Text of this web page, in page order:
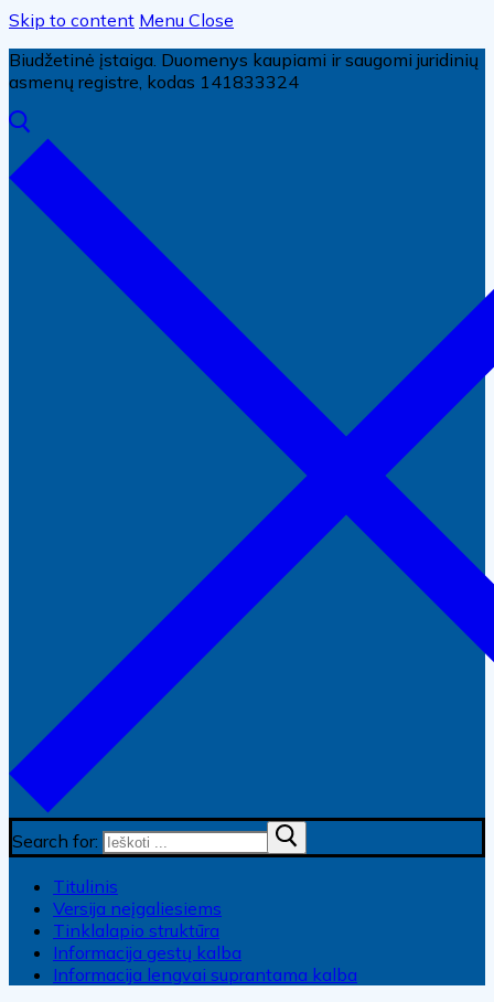
Skip to content Menu Close
Biudžetinė įstaiga. Duomenys kaupiami ir saugomi juridinių
asmenų registre, kodas 141833324
Search for:
Titulinis
Versija neįgaliesiems
Tinklalapio struktūra
Informacija gestų kalba
Informacija lengvai suprantama kalba